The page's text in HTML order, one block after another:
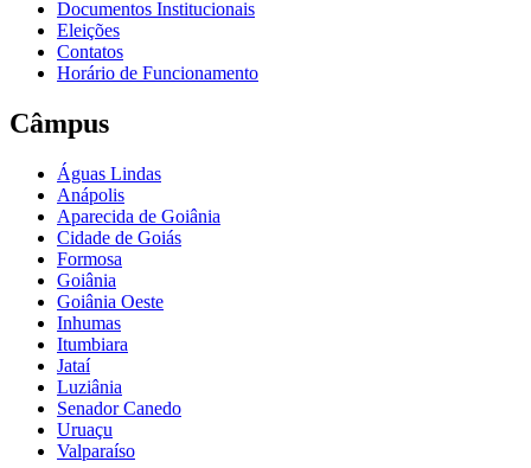
Documentos Institucionais
Eleições
Contatos
Horário de Funcionamento
Câmpus
Águas Lindas
Anápolis
Aparecida de Goiânia
Cidade de Goiás
Formosa
Goiânia
Goiânia Oeste
Inhumas
Itumbiara
Jataí
Luziânia
Senador Canedo
Uruaçu
Valparaíso